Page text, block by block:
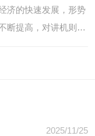
济的快速发展，形势
断提高，对讲机则是
的报等多种保障手
2025/11/25